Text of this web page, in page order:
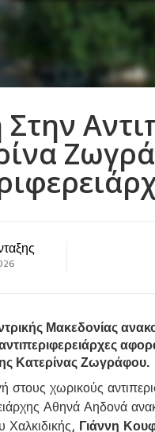
Μακεδονίας
Κατερίνας Ζωγράφου.
στους χωρικούς
Αθηνά Αηδονά
Χαλκιδικής, Γιάννη